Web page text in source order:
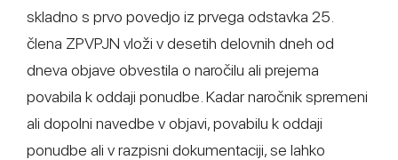
skladno s prvo povedjo iz prvega odstavka 25.
člena ZPVPJN vloži v desetih delovnih dneh od
dneva objave obvestila o naročilu ali prejema
povabila k oddaji ponudbe. Kadar naročnik spremeni
ali dopolni navedbe v objavi, povabilu k oddaji
ponudbe ali v razpisni dokumentaciji, se lahko